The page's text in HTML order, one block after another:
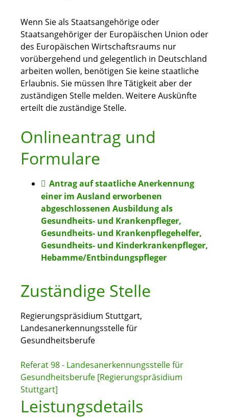
Wenn Sie als Staatsangehörige oder
Staatsangehöriger der Europäischen Union oder
des Europäischen Wirtschaftsraums nur
vorübergehend und gelegentlich in Deutschland
arbeiten wollen, benötigen Sie keine staatliche
Erlaubnis. Sie müssen Ihre Tätigkeit aber der
zuständigen Stelle melden. Weitere Auskünfte
erteilt die zuständige Stelle.
Onlineantrag und
Formulare
Antrag auf staatliche Anerkennung
einer im Ausland erworbenen
abgeschlossenen Ausbildung als
Gesundheits- und Krankenpfleger,
Gesundheits- und Krankenpflegehelfer,
Gesundheits- und Kinderkrankenpfleger,
Hebamme/Entbindungspfleger
Zuständige Stelle
Regierungspräsidium Stuttgart,
Landesanerkennungsstelle für
Gesundheitsberufe
Referat 98 - Landesanerkennungsstelle für
Gesundheitsberufe [Regierungspräsidium
Stuttgart]
Leistungsdetails